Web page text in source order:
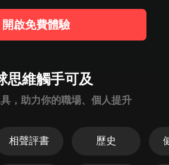
大師的思維方式，
、隨地、隨心學。
，助力你的職場、個人提升